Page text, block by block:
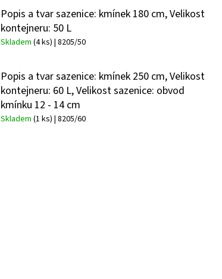
Popis a tvar sazenice: kmínek 180 cm, Velikost
kontejneru: 50 L
Skladem (4 ks) | 8205/50
Popis a tvar sazenice: kmínek 250 cm, Velikost
kontejneru: 60 L, Velikost sazenice: obvod
kmínku 12 - 14 cm
Skladem (1 ks) | 8205/60